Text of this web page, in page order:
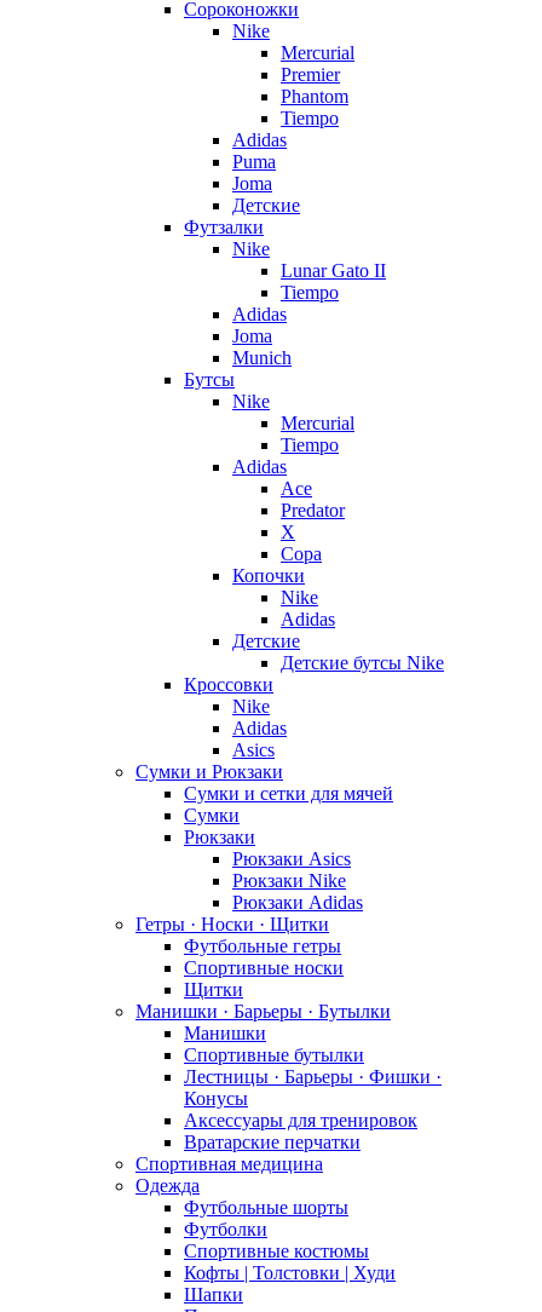
Сороконожки
Nike
Mercurial
Premier
Phantom
Tiempo
Adidas
Puma
Joma
Детские
Футзалки
Nike
Lunar Gato II
Tiempo
Adidas
Joma
Munich
Бутсы
Nike
Mercurial
Tiempo
Adidas
Ace
Predator
X
Copa
Копочки
Nike
Adidas
Детские
Детские бутсы Nike
Кроссовки
Nike
Adidas
Asics
Сумки и Рюкзаки
Сумки и сетки для мячей
Сумки
Рюкзаки
Рюкзаки Asics
Рюкзаки Nike
Рюкзаки Adidas
Гетры · Носки · Щитки
Футбольные гетры
Спортивные носки
Щитки
Манишки · Барьеры · Бутылки
Манишки
Спортивные бутылки
Лестницы · Барьеры · Фишки ·
Конусы
Аксессуары для тренировок
Вратарские перчатки
Спортивная медицина
Одежда
Футбольные шорты
Футболки
Спортивные костюмы
Кофты | Толстовки | Худи
Шапки